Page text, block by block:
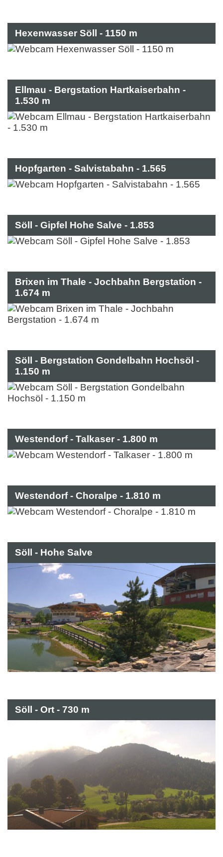
Hexenwasser Söll - 1150 m
Ellmau - Bergstation Hartkaiserbahn -
1.530 m
Hopfgarten - Salvistabahn - 1.565
Söll - Gipfel Hohe Salve - 1.853
Brixen im Thale - Jochbahn Bergstation -
1.674 m
Söll - Bergstation Gondelbahn Hochsöl -
1.150 m
Westendorf - Talkaser - 1.800 m
Westendorf - Choralpe - 1.810 m
Söll - Hohe Salve
Söll - Ort - 730 m